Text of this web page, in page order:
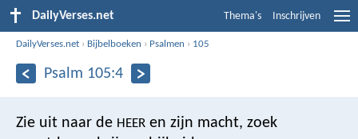
DailyVerses.net Thema's Inschrijven
DailyVerses.net › Bijbelboeken › Psalmen › 105
Psalm 105:4
Zie uit naar de HEER en zijn macht, zoek